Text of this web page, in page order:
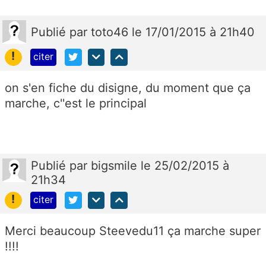
Publié par toto46 le 17/01/2015 à 21h40
!
citer
on s'en fiche du disigne, du moment que ça
marche, c''est le principal
Publié par bigsmile le 25/02/2015 à
21h34
!
citer
Merci beaucoup Steevedu11 ça marche super
!!!!